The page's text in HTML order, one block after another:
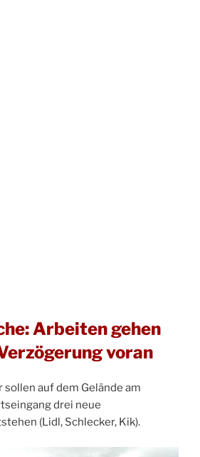
Arbeiten gehen
voran
sollen auf dem Gelände am
drei neue
(Lidl, Schlecker, Kik).